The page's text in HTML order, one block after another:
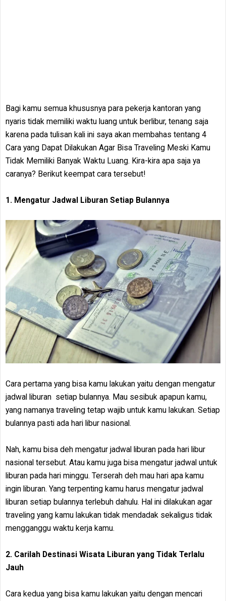
Bagi kamu semua khususnya para pekerja kantoran yang
nyaris tidak memiliki waktu luang untuk berlibur, tenang saja
karena pada tulisan kali ini saya akan membahas tentang 4
Cara yang Dapat Dilakukan Agar Bisa Traveling Meski Kamu
Tidak Memiliki Banyak Waktu Luang. Kira-kira apa saja ya
caranya? Berikut keempat cara tersebut!
1. Mengatur Jadwal Liburan Setiap Bulannya
Cara pertama yang bisa kamu lakukan yaitu dengan mengatur
jadwal liburan setiap bulannya. Mau sesibuk apapun kamu,
yang namanya traveling tetap wajib untuk kamu lakukan. Setiap
bulannya pasti ada hari libur nasional.
Nah, kamu bisa deh mengatur jadwal liburan pada hari libur
nasional tersebut. Atau kamu juga bisa mengatur jadwal untuk
liburan pada hari minggu. Terserah deh mau hari apa kamu
ingin liburan. Yang terpenting kamu harus mengatur jadwal
liburan setiap bulannya terlebuh dahulu. Hal ini dilakukan agar
traveling yang kamu lakukan tidak mendadak sekaligus tidak
mengganggu waktu kerja kamu.
2. Carilah Destinasi Wisata Liburan yang Tidak Terlalu
Jauh
Cara kedua yang bisa kamu lakukan yaitu dengan mencari